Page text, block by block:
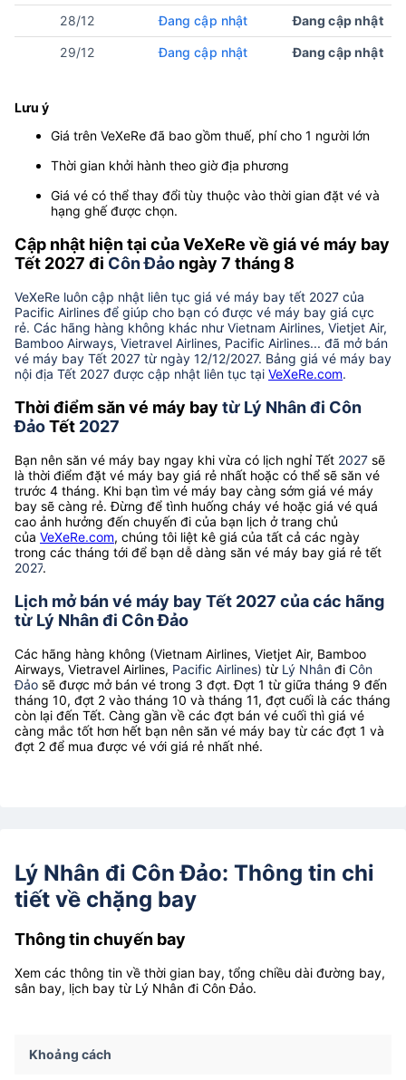
28/12 Đang cập nhật Đang cập nhật
29/12 Đang cập nhật Đang cập nhật
Lưu ý
Giá trên VeXeRe đã bao gồm thuế, phí cho 1 người lớn
Thời gian khởi hành theo giờ địa phương
Giá vé có thể thay đổi tùy thuộc vào thời gian đặt vé và
hạng ghế được chọn.
Cập nhật hiện tại của VeXeRe về giá vé máy bay
Tết 2027 đi Côn Đảo ngày 7 tháng 8
VeXeRe luôn cập nhật liên tục giá vé máy bay tết 2027 của
Pacific Airlines để giúp cho bạn có được vé máy bay giá cực
rẻ. Các hãng hàng không khác như Vietnam Airlines, Vietjet Air,
Bamboo Airways, Vietravel Airlines, Pacific Airlines... đã mở bán
vé máy bay Tết 2027 từ ngày 12/12/2027. Bảng giá vé máy bay
nội địa Tết 2027 được cập nhật liên tục tại VeXeRe.com.
Thời điểm săn vé máy bay từ Lý Nhân đi Côn
ĐảoTết 2027
Bạn nên săn vé máy bay ngay khi vừa có lịch nghỉ Tết 2027 sẽ
là thời điểm đặt vé máy bay giá rẻ nhất hoặc có thể sẽ săn vé
trước 4 tháng. Khi bạn tìm vé máy bay càng sớm giá vé máy
bay sẽ càng rẻ. Đừng để tình huống cháy vé hoặc giá vé quá
cao ảnh hưởng đến chuyến đi của bạn lịch ở trang chủ
của VeXeRe.com, chúng tôi liệt kê giá của tất cả các ngày
trong các tháng tới để bạn dễ dàng săn vé máy bay giá rẻ tết
2027.
Lịch mở bán vé máy bay Tết 2027 của các hãng
từ Lý Nhân đi Côn Đảo
Các hãng hàng không (Vietnam Airlines, Vietjet Air, Bamboo
Airways, Vietravel Airlines, Pacific Airlines) từ Lý Nhân đi Côn
Đảo sẽ được mở bán vé trong 3 đợt. Đợt 1 từ giữa tháng 9 đến
tháng 10, đợt 2 vào tháng 10 và tháng 11, đợt cuối là các tháng
còn lại đến Tết. Càng gần về các đợt bán vé cuối thì giá vé
càng mắc tốt hơn hết bạn nên săn vé máy bay từ các đợt 1 và
đợt 2 để mua được vé với giá rẻ nhất nhé.
Lý Nhân đi Côn Đảo: Thông tin chi
tiết về chặng bay
Thông tin chuyến bay
Xem các thông tin về thời gian bay, tổng chiều dài đường bay,
sân bay, lịch bay từ Lý Nhân đi Côn Đảo.
Khoảng cách